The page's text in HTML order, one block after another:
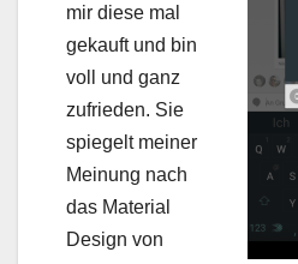
mir diese mal
gekauft und bin
voll und ganz
zufrieden. Sie
spiegelt meiner
Meinung nach
das Material
Design von